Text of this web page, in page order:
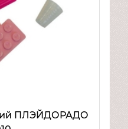
мальчиков
ПЛЭЙДОРАДО